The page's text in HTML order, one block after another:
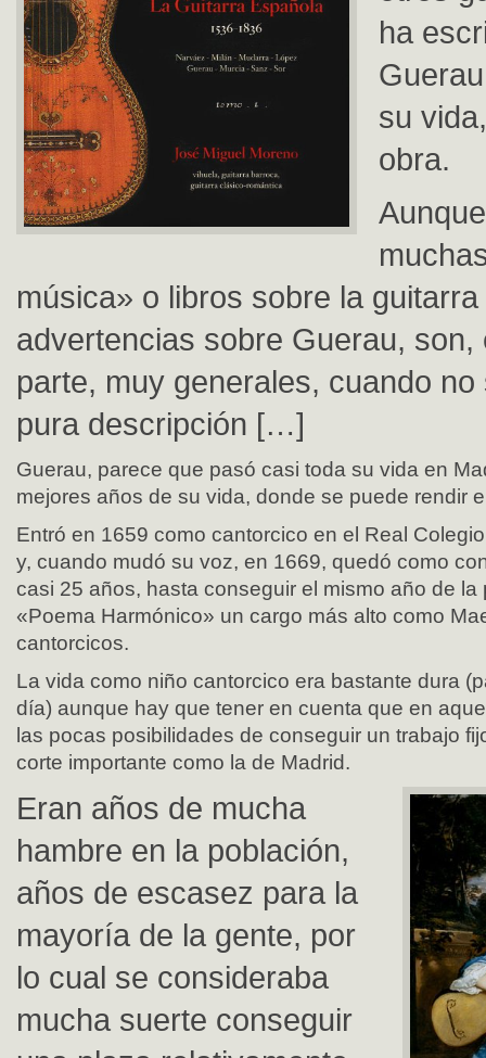
ha
su
obra.
música» o libros sobre la
advertencias sobre Guerau, son,
parte, muy generales, cuando
pura descripción […]
Guerau, parece que pasó casi toda su vida en
mejores años de su vida, donde se puede rendir
Entró en 1659 como cantorcico en el Real
y, cuando mudó su voz, en 1669, quedó como
casi 25 años, hasta conseguir el mismo año de la
«Poema Harmónico» un cargo más alto como
cantorcicos.
La vida como niño cantorcico era bastante dura
día) aunque hay que tener en cuenta que en
las pocas posibilidades de conseguir un trabajo
corte importante como la de Madrid.
Eran años de mucha
hambre en la población,
años de escasez para la
mayoría de la gente, por
lo cual se consideraba
mucha suerte conseguir